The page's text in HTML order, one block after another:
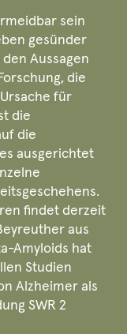
sein
gesünder
Aussagen
die
für
die
die
ausgerichtet
findet derzeit
aus
Amyloids hat
Studien
Alzheimer als
SWR 2